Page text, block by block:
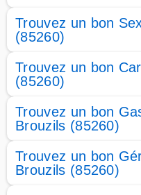
Trouvez un bon
(85260)
Trouvez un bon
(85260)
Trouvez un bon
Brouzils (85260)
Trouvez un bon
Brouzils (85260)